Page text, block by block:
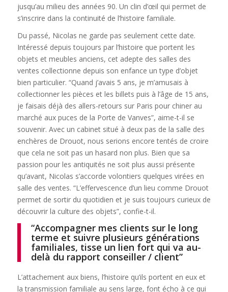
jusqu’au milieu des années 90. Un clin d’œil qui permet de
s’inscrire dans la continuité de l’histoire familiale.
Du passé, Nicolas ne garde pas seulement cette date.
Intéressé depuis toujours par l’histoire que portent les
objets et meubles anciens, cet adepte des salles des
ventes collectionne depuis son enfance un type d’objet
bien particulier. “Quand j’avais 5 ans, je m’amusais à
collectionner les pièces et les billets puis à l’âge de 15 ans,
je faisais déjà des allers-retours sur Paris pour chiner au
marché aux puces de la Porte de Vanves”, aime-t-il se
souvenir. Avec un cabinet situé à deux pas de la salle des
enchères de Drouot, nous serions encore tentés de croire
que cela ne soit pas un hasard non plus. Bien que sa
passion pour les antiquités ne soit plus aussi présente
qu’avant, Nicolas s’accorde volontiers quelques virées en
salle des ventes. “L’effervescence d’un lieu comme Drouot
permet de sortir du quotidien et je suis toujours curieux de
découvrir la culture des objets”, confie-t-il.
“Accompagner mes clients sur le long
terme et suivre plusieurs générations
familiales, tisse un lien fort qui va au-
delà du rapport conseiller / client”
L’attachement aux biens, l’histoire qu’ils portent en eux et
la transmission familiale au sens large, font écho à ce qui